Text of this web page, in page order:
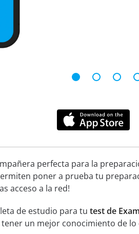
perfecta para la
poner a prueba tu
acceso a la red!
de estudio para tu test de
un mejor conocimiento de lo